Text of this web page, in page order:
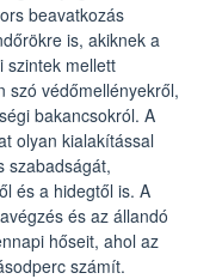
beavatkozás
is, akiknek a
szintek mellett
szó védőmellényekről,
bakancsokról. A
olyan kialakítással
szabadságát,
és a hidegtől is. A
és az állandó
hőseit, ahol az
számít.